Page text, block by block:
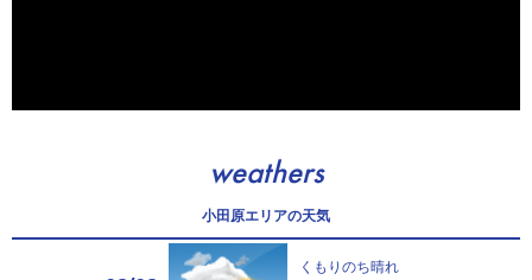
weathers
小田原エリアの天気
くもりのち晴れ